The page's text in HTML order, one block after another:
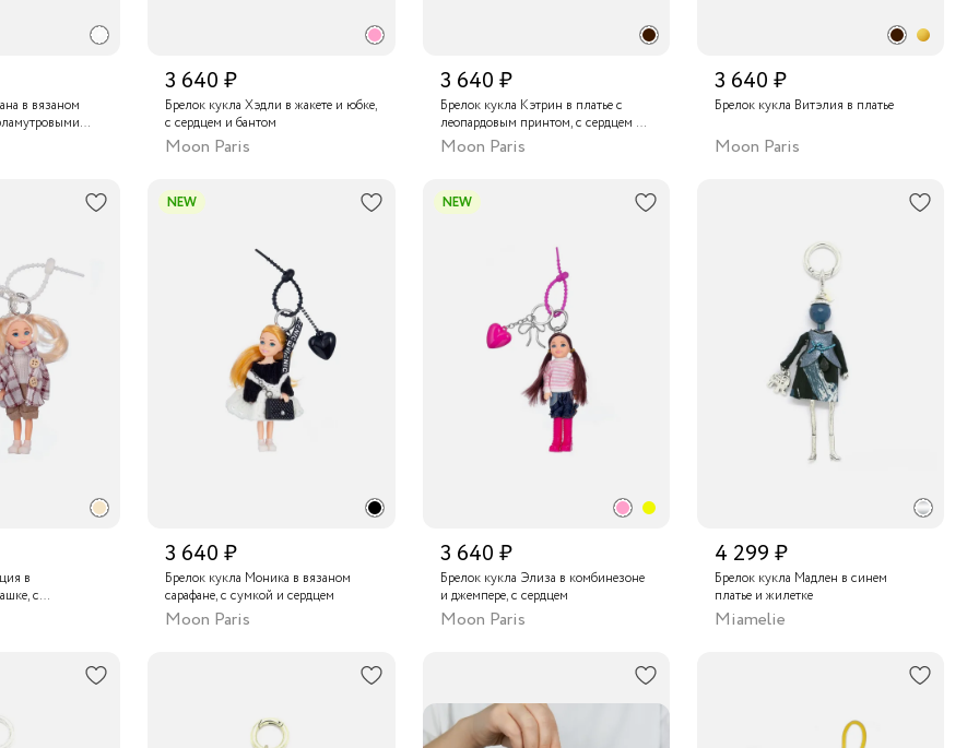
в вязаном
3 640 ₽
Брелок кукла Хэдли в жакете и юбке,
с сердцем и бантом
Moon Paris
3 640 ₽
Брелок кукла Кэтрин в платье с
леопардовым принтом, с сердцем и
бантом
Moon Paris
3 640 ₽
Брелок кукла Витэлия в платье
Moon Paris
в
с
и бантом
NEW
3 640 ₽
Брелок кукла Моника в вязаном
сарафане, с сумкой и сердцем
Moon Paris
NEW
3 640 ₽
Брелок кукла Элиза в комбинезоне
и джемпере, с сердцем
Moon Paris
4 299 ₽
Брелок кукла Мадлен в синем
платье и жилетке
Miamelie